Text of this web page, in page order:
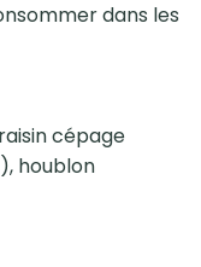
dans les
cépage
houblon